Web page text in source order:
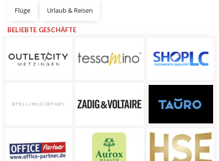
Flüge Urlaub & Reisen
BELIEBTE GESCHÄFTE